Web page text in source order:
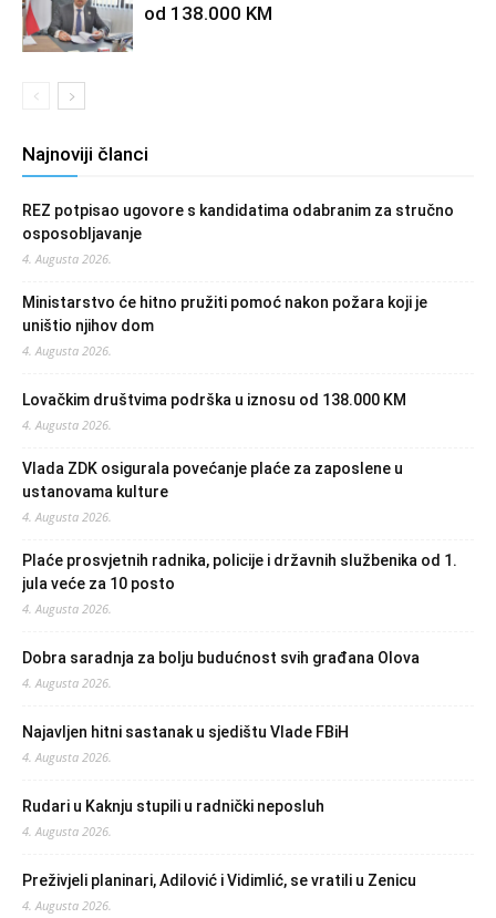
od 138.000 KM
Najnoviji članci
REZ potpisao ugovore s kandidatima odabranim za stručno
osposobljavanje
4. Augusta 2026.
Ministarstvo će hitno pružiti pomoć nakon požara koji je
uništio njihov dom
4. Augusta 2026.
Lovačkim društvima podrška u iznosu od 138.000 KM
4. Augusta 2026.
Vlada ZDK osigurala povećanje plaće za zaposlene u
ustanovama kulture
4. Augusta 2026.
Plaće prosvjetnih radnika, policije i državnih službenika od 1.
jula veće za 10 posto
4. Augusta 2026.
Dobra saradnja za bolju budućnost svih građana Olova
4. Augusta 2026.
Najavljen hitni sastanak u sjedištu Vlade FBiH
4. Augusta 2026.
Rudari u Kaknju stupili u radnički neposluh
4. Augusta 2026.
Preživjeli planinari, Adilović i Vidimlić, se vratili u Zenicu
4. Augusta 2026.